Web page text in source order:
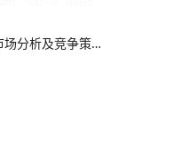
年度橡胶漆市场分析及竞争策略分析报告